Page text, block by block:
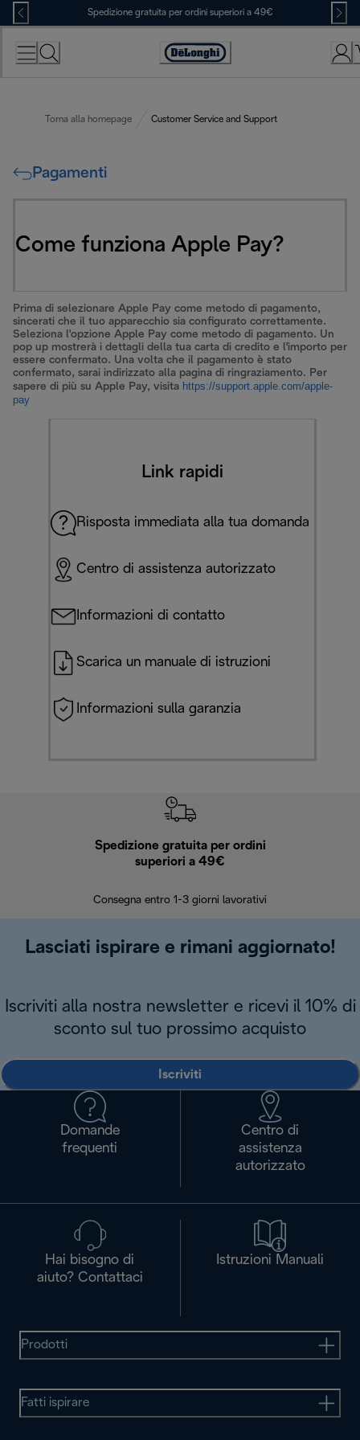
Skip
to
Content
Spedizione gratuita per ordini superiori a 49€
Accessibility
Torna alla homepage Customer Service and Support
Pagamenti
Come funziona Apple Pay?
Prima di selezionare Apple Pay come metodo di pagamento,
sincerati che il tuo apparecchio sia configurato correttamente.
Seleziona l'opzione Apple Pay come metodo di pagamento. Un
pop up mostrerà i dettagli della tua carta di credito e l'importo per
essere confermato. Una volta che il pagamento è stato
confermato, sarai indirizzato alla pagina di ringraziamento. Per
sapere di più su Apple Pay, visita https://support.apple. com/apple-
pay
Link rapidi
Risposta immediata alla tua domanda
Centro di assistenza autorizzato
Informazioni di contatto
Scarica un manuale di istruzioni
Informazioni sulla garanzia
Spedizione gratuita per ordini
superiori a 49€
Consegna entro 1-3 giorni lavorativi
Lasciati ispirare e rimani aggiornato!
Iscriviti alla nostra newsletter e ricevi il 10% di
sconto sul tuo prossimo acquisto
Iscriviti
Domande
frequenti
Centro di
assistenza
autorizzato
Hai bisogno di
aiuto? Contattaci
Istruzioni Manuali
Prodotti
Fatti ispirare